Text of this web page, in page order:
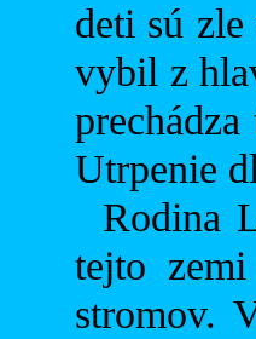
deti sú
vybil z
Utrpenie
Rodina
tejto
stromov.